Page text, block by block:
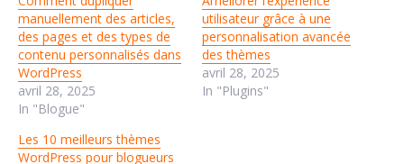
manuellement des articles,
des pages et des types de
contenu personnalisés dans
WordPress
avril 28, 2025
In "Blogue"
utilisateur grâce à une
personnalisation avancée
des thèmes
avril 28, 2025
In "Plugins"
Les 10 meilleurs thèmes
WordPress pour blogueurs